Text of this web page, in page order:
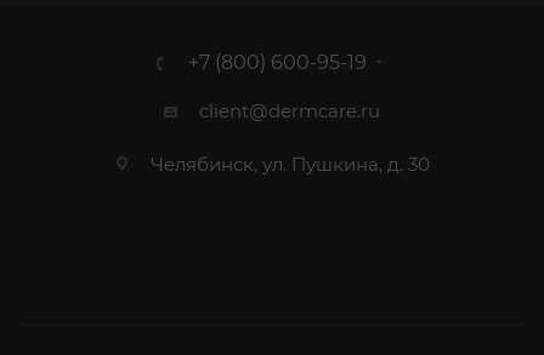
+7 (800) 600-95-19
client@dermcare.ru
Челябинск, ул. Пушкина, д. 30